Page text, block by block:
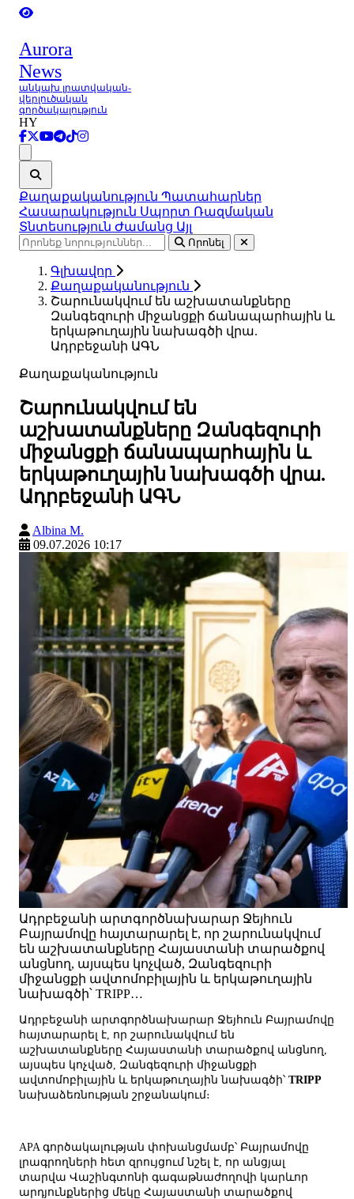
Aurora
News
անկախ լրատվական-
վերլուծական
գործակալություն
HY
Քաղաքականություն Պատահարներ
Հասարակություն Սպորտ Ռազմական
Տնտեսություն Ժամանց Այլ
Որոնել
Գլխավոր
Քաղաքականություն
Շարունակվում են աշխատանքները
Զանգեզուրի միջանցքի ճանապարհային և
երկաթուղային նախագծի վրա.
Ադրբեջանի ԱԳՆ
Քաղաքականություն
Շարունակվում են
աշխատանքները Զանգեզուրի
միջանցքի ճանապարհային և
երկաթուղային նախագծի վրա.
Ադրբեջանի ԱԳՆ
Albina M.
09.07.2026 10:17
Ադրբեջանի արտգործնախարար Ջեյհուն
Բայրամովը հայտարարել է, որ շարունակվում
են աշխատանքները Հայաստանի տարածքով
անցնող, այսպես կոչված, Զանգեզուրի
միջանցքի ավտոմոբիլային և երկաթուղային
նախագծի՝ TRIPP…
Ադրբեջանի արտգործնախարար Ջեյհուն Բայրամովը
հայտարարել է, որ շարունակվում են
աշխատանքները Հայաստանի տարածքով անցնող,
այսպես կոչված, Զանգեզուրի միջանցքի
ավտոմոբիլային և երկաթուղային նախագծի՝ TRIPP
նախաձեռնության շրջանակում։
APA գործակալության փոխանցմամբ՝ Բայրամովը
լրագրողների հետ զրույցում նշել է, որ անցյալ
տարվա Վաշինգտոնի գագաթնաժողովի կարևոր
արդյունքներից մեկը Հայաստանի տարածքով